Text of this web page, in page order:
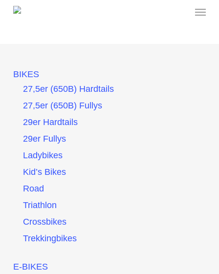
Menu
BIKES
27,5er (650B) Hardtails
27,5er (650B) Fullys
29er Hardtails
29er Fullys
Ladybikes
Kid’s Bikes
Road
Triathlon
Crossbikes
Trekkingbikes
E-BIKES